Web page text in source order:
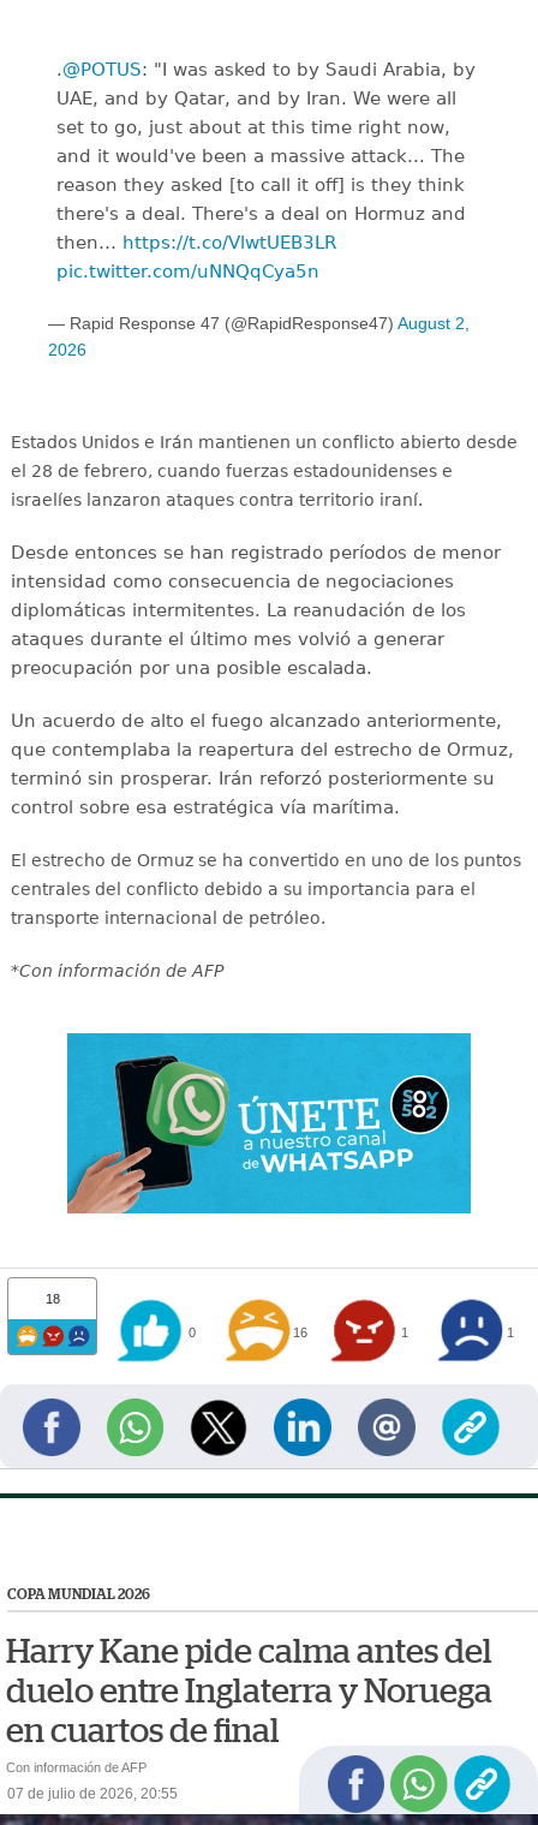
.@POTUS: "I was asked to by Saudi Arabia, by
UAE, and by Qatar, and by Iran. We were all
set to go, just about at this time right now,
and it would've been a massive attack... The
reason they asked [to call it off] is they think
there's a deal. There's a deal on Hormuz and
then… https://t.co/VlwtUEB3LR
pic.twitter.com/uNNQqCya5n
— Rapid Response 47 (@RapidResponse47) August 2,
2026
Estados Unidos e Irán mantienen un conflicto abierto desde
el 28 de febrero, cuando fuerzas estadounidenses e
israelíes lanzaron ataques contra territorio iraní.
Desde entonces se han registrado períodos de menor
intensidad como consecuencia de negociaciones
diplomáticas intermitentes. La reanudación de los
ataques durante el último mes volvió a generar
preocupación por una posible escalada.
Un acuerdo de alto el fuego alcanzado anteriormente,
que contemplaba la reapertura del estrecho de Ormuz,
terminó sin prosperar. Irán reforzó posteriormente su
control sobre esa estratégica vía marítima.
El estrecho de Ormuz se ha convertido en uno de los puntos
centrales del conflicto debido a su importancia para el
transporte internacional de petróleo.
*Con información de AFP
18
0 16 1 1
COPA MUNDIAL 2026
Harry Kane pide calma antes del
duelo entre Inglaterra y Noruega
en cuartos de final
Con información de AFP
07 de julio de 2026, 20:55